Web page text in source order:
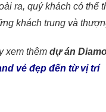
ra, quý khách có thể
khách trung và
xem thêm dự án
vẻ đẹp đến từ vị trí